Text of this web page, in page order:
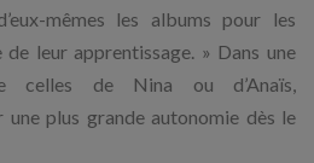
mêmes les albums pour les
leur apprentissage. » Dans une
celles de Nina ou d’Anaïs,
une plus grande autonomie dès le